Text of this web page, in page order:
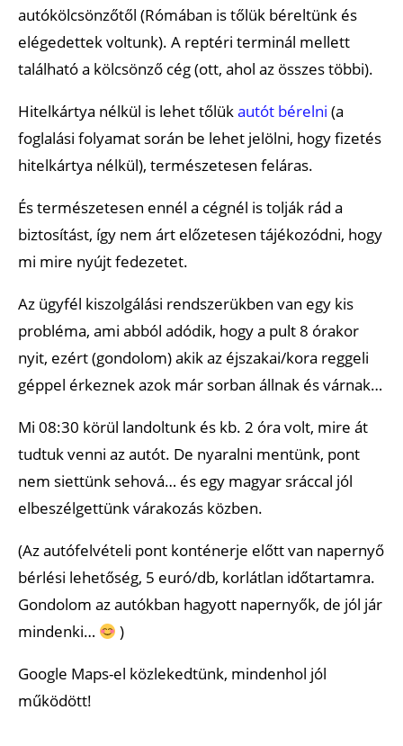
autókölcsönzőtől (Rómában is tőlük béreltünk és
elégedettek voltunk). A reptéri terminál mellett
található a kölcsönző cég (ott, ahol az összes többi).
Hitelkártya nélkül is lehet tőlükautót bérelni (a
foglalási folyamat során be lehet jelölni, hogy fizetés
hitelkártya nélkül), természetesen feláras.
És természetesen ennél a cégnél is tolják rád a
biztosítást, így nem árt előzetesen tájékozódni, hogy
mi mire nyújt fedezetet.
Az ügyfél kiszolgálási rendszerükben van egy kis
probléma, ami abból adódik, hogy a pult 8 órakor
nyit, ezért (gondolom) akik az éjszakai/kora reggeli
géppel érkeznek azok már sorban állnak és várnak…
Mi 08:30 körül landoltunk és kb. 2 óra volt, mire át
tudtuk venni az autót. De nyaralni mentünk, pont
nem siettünk sehová… és egy magyar sráccal jól
elbeszélgettünk várakozás közben.
(Az autófelvételi pont konténerje előtt van napernyő
bérlési lehetőség, 5 euró/db, korlátlan időtartamra.
Gondolom az autókban hagyott napernyők, de jól jár
mindenki…
)
Google Maps-el közlekedtünk, mindenhol jól
működött!